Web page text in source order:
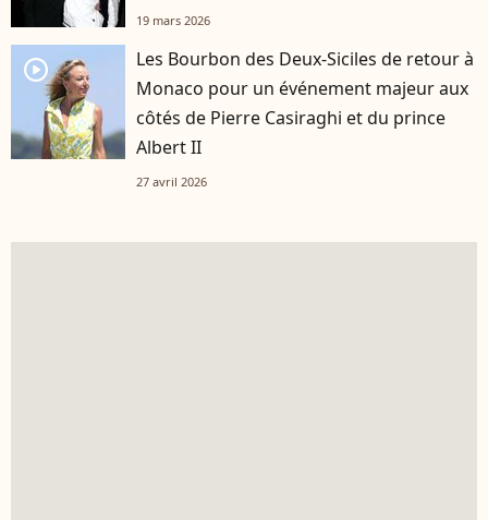
19 mars 2026
player2
Les Bourbon des Deux-Siciles de retour à
Monaco pour un événement majeur aux
côtés de Pierre Casiraghi et du prince
Albert II
27 avril 2026